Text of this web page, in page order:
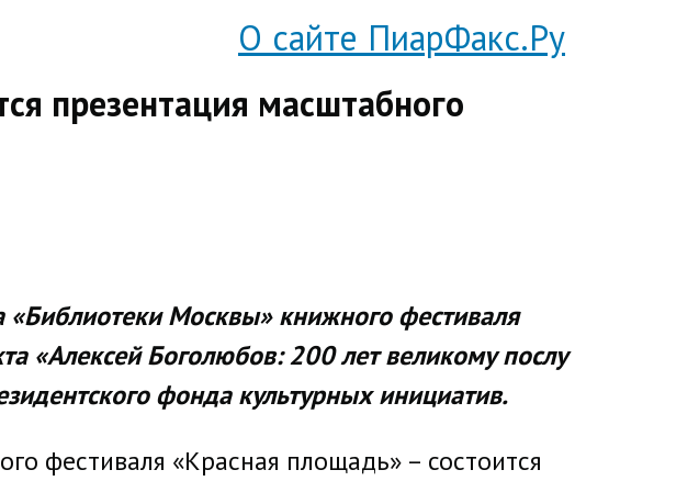
О сайте ПиарФакс.Ру
презентация масштабного
Москвы» книжного фестиваля
«Алексей Боголюбов: 200 лет великому послу
фонда культурных инициатив.
фестиваля «Красная площадь» – состоится